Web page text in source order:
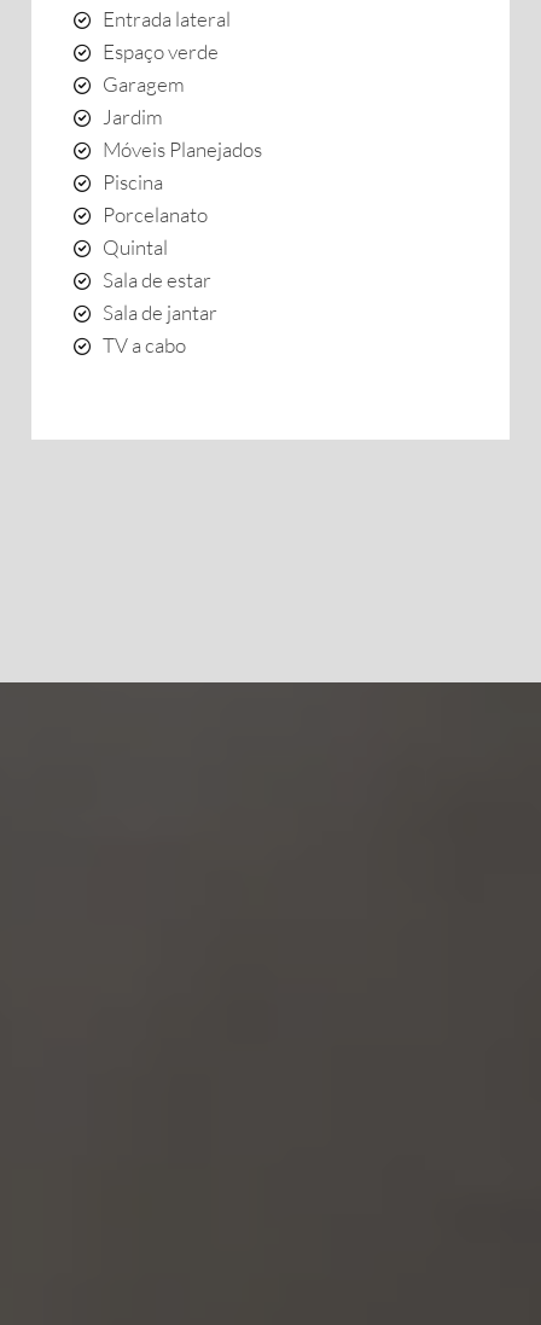
Entrada lateral
Espaço verde
Garagem
Jardim
Móveis Planejados
Piscina
Porcelanato
Quintal
Sala de estar
Sala de jantar
TV a cabo